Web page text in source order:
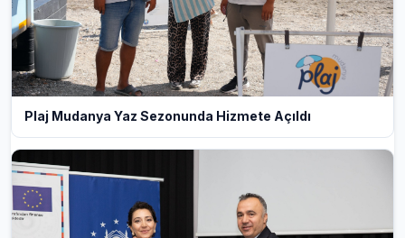
Plaj Mudanya Yaz Sezonunda Hizmete Açıldı